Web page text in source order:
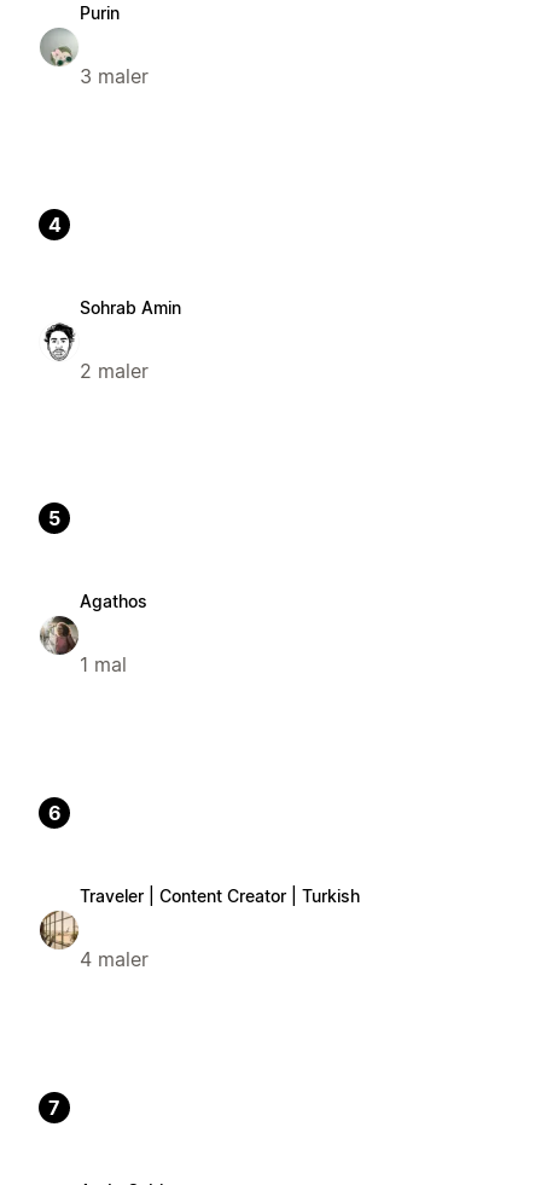
Purin
3 maler
4
Sohrab Amin
2 maler
5
Agathos
1 mal
6
Traveler | Content Creator | Turkish
4 maler
7